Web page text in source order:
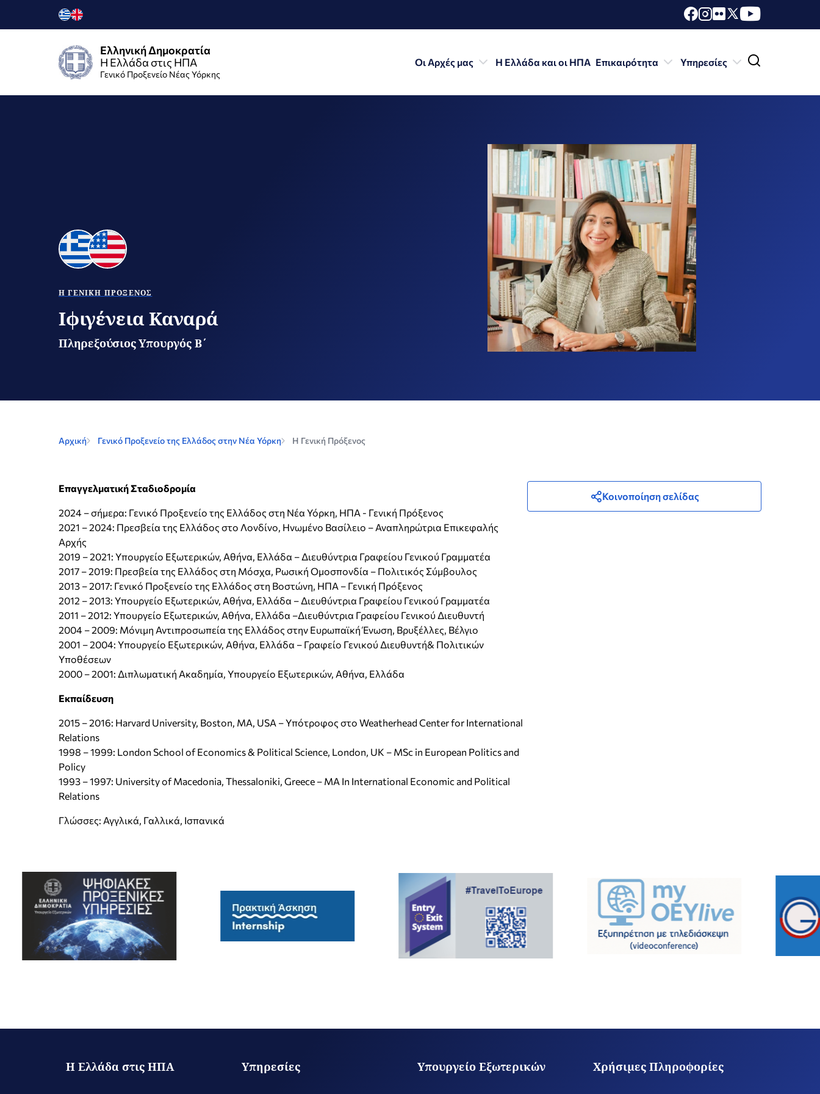
Ελληνική Δημοκρατία
Η Ελλάδα στις ΗΠΑ
Γενικό Προξενείο Νέας Υόρκης
Οι Αρχές μας Η Ελλάδα και οι ΗΠΑ Επικαιρότητα Υπηρεσίες
H ΓΕΝΙΚΉ ΠΡΌΞΕΝΟΣ
Ιφιγένεια Καναρά
Πληρεξούσιος Υπουργός Β΄
Αρχική Γενικό Προξενείο της Ελλάδος στην Νέα Υόρκη H Γενική Πρόξενος
Επαγγελματική Σταδιοδρομία
2024 – σήμερα: Γενικό Προξενείο της Ελλάδος στη Νέα Υόρκη, ΗΠΑ - Γενική Πρόξενος
2021 – 2024: Πρεσβεία της Ελλάδος στο Λονδίνο, Ηνωμένο Βασίλειο – Αναπληρώτρια Επικεφαλής
Αρχής
2019 – 2021: Υπουργείο Εξωτερικών, Αθήνα, Ελλάδα – Διευθύντρια Γραφείου Γενικού Γραμματέα
2017 – 2019: Πρεσβεία της Ελλάδος στη Μόσχα, Ρωσική Ομοσπονδία – Πολιτικός Σύμβουλος
2013 – 2017: Γενικό Προξενείο της Ελλάδος στη Βοστώνη, ΗΠΑ – Γενική Πρόξενος
2012 – 2013: Υπουργείο Εξωτερικών, Αθήνα, Ελλάδα – Διευθύντρια Γραφείου Γενικού Γραμματέα
2011 – 2012: Υπουργείο Εξωτερικών, Αθήνα, Ελλάδα –Διευθύντρια Γραφείου Γενικού Διευθυντή
2004 – 2009: Μόνιμη Αντιπροσωπεία της Ελλάδος στην Ευρωπαϊκή Ένωση, Βρυξέλλες, Βέλγιο
2001 – 2004: Υπουργείο Εξωτερικών, Αθήνα, Ελλάδα – Γραφείο Γενικού Διευθυντή& Πολιτικών
Υποθέσεων
2000 – 2001: Διπλωματική Ακαδημία, Υπουργείο Εξωτερικών, Αθήνα, Ελλάδα
Εκπαίδευση
2015 – 2016: Harvard University, Boston, MA, USA – Υπότροφος στο Weatherhead Center for International
Relations
1998 – 1999: London School of Economics & Political Science, London, UK – MSc in European Politics and
Policy
1993 – 1997: University of Macedonia, Thessaloniki, Greece – MA In International Economic and Political
Relations
Γλώσσες: Αγγλικά, Γαλλικά, Ισπανικά
Κοινοποίηση σελίδας
Η Ελλάδα στις ΗΠΑ Υπηρεσίες Υπουργείο Εξωτερικών Χρήσιμες Πληροφορίες